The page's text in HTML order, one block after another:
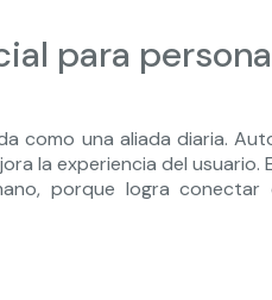
para
como una aliada diaria.
la experiencia del usuario.
porque logra